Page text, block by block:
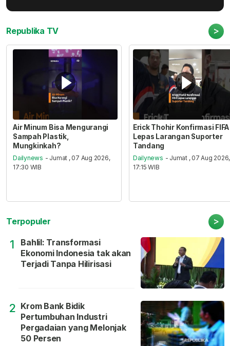
Republika TV >
Air Minum Bisa Mengurangi
Sampah Plastik,
Mungkinkah?
Dailynews - Jumat , 07 Aug 2026,
17:30 WIB
Erick Thohir Konfirmasi FIFA
Lepas Larangan Suporter
Tandang
Dailynews - Jumat , 07 Aug 2026,
17:15 WIB
Terpopuler >
1
Bahlil: Transformasi
Ekonomi Indonesia tak akan
Terjadi Tanpa Hilirisasi
2 Krom Bank Bidik
Pertumbuhan Industri
Pergadaian yang Melonjak
50 Persen